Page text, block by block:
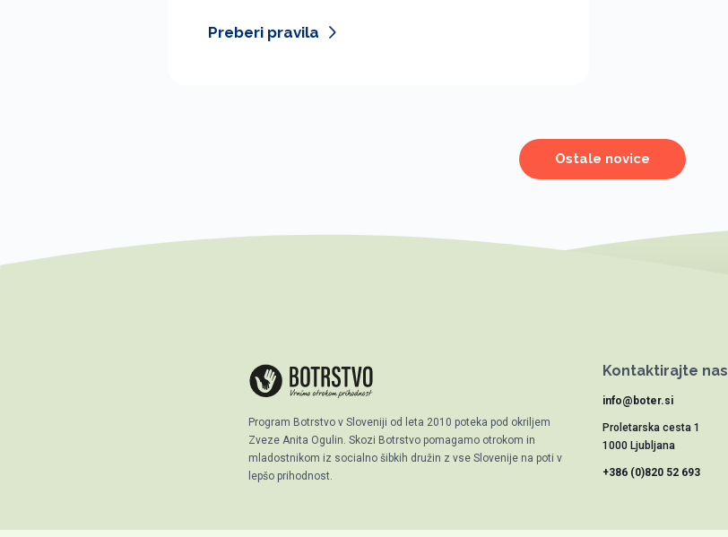
Preberi pravila
Ostale novice
Program Botrstvo v Sloveniji od leta 2010 poteka pod okriljem
Zveze Anita Ogulin. Skozi Botrstvo pomagamo otrokom in
mladostnikom iz socialno šibkih družin z vse Slovenije na poti v
lepšo prihodnost.
Kontaktirajte nas
info@boter.si
Proletarska cesta 1
1000 Ljubljana
+386 (0)820 52 693